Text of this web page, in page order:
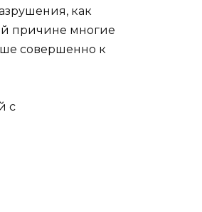
как
причине многие
совершенно к
с